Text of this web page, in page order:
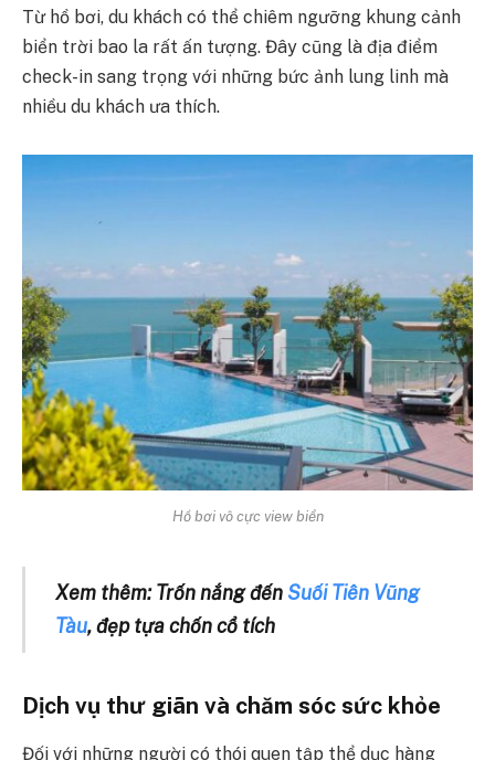
Từ hồ bơi, du khách có thể chiêm ngưỡng khung cảnh
biển trời bao la rất ấn tượng. Đây cũng là địa điểm
check-in sang trọng với những bức ảnh lung linh mà
nhiều du khách ưa thích.
Hồ bơi vô cực view biển
Xem thêm: Trốn nắng đến Suối Tiên Vũng
Tàu, đẹp tựa chốn cổ tích
Dịch vụ thư giãn và chăm sóc sức khỏe
Đối với những người có thói quen tập thể dục hàng